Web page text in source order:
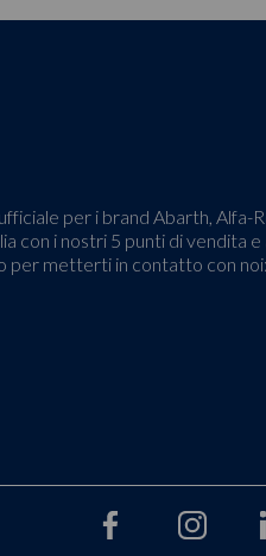
per i brand Abarth,
con i nostri 5 punti di vendita
per metterti in contatto con noi: